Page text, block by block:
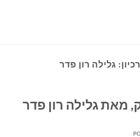
גלילה רון פדר
מאת גלילה רון פדר